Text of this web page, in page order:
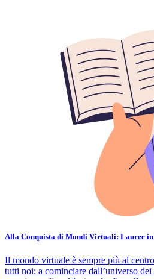
Alla Conquista di Mondi Virtuali: Lauree
Il mondo virtuale è sempre più al
tutti noi: a cominciare dall’universo